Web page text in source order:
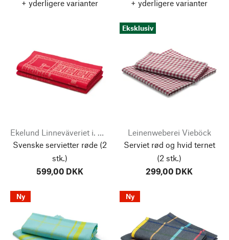
+ yderligere varianter
+ yderligere varianter
Svenske servietter røde (2
stk.)
599,00 DKK
Eksklusiv
Leinenweberei Vieböck
Serviet rød og hvid ternet
(2 stk.)
299,00 DKK
Ny Ny